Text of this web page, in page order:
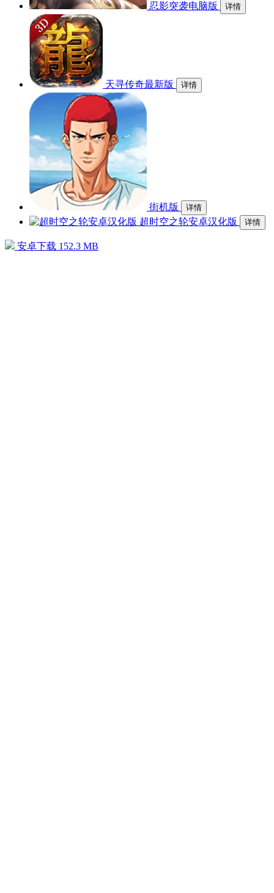
忍影突袭电脑版 详情
天寻传奇最新版 详情
街机版 详情
超时空之轮安卓汉化版 详情
安卓下载 152.3 MB